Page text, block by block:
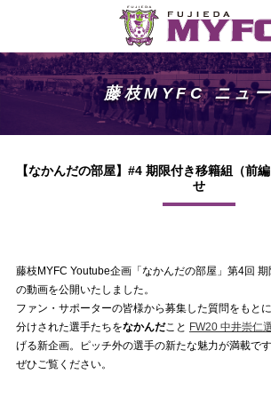
藤枝MYFC ニュ
【なかんだの部屋】#4 期限付き移籍組（前
せ
藤枝MYFC Youtube企画「なかんだの部屋」第4回 期
の動画を公開いたしました。
ファン・サポーターの皆様から募集した質問をもと
分けされた選手たちをなかんだこと FW20 中井崇仁
げる新企画。ピッチ外の選手の新たな魅力が満載です
ぜひご覧ください。